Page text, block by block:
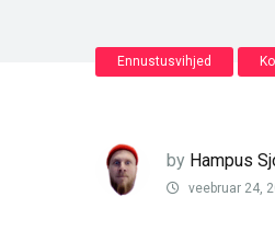
Ennustusvihjed
by Hampus
veebruar 24,